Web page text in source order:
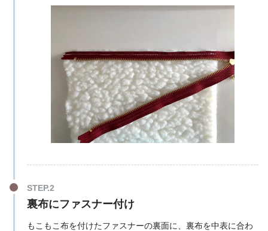
裏布にファスナー付け
もこもこ布を付けたファスナーの裏面に、裏布を中表に合わ